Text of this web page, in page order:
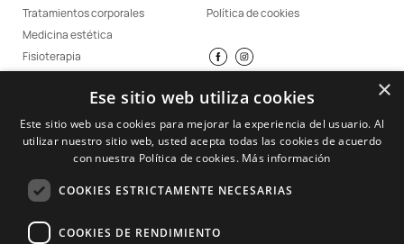
Tratamientos corporales
Medicina estética
Fisioterapia
Consejos Ana Manao
Franquicias
Centros Ana Manao
Trabaja en Ana Manao
Política de cookies
×
Ese sitio web utiliza cookies
Este sitio web usa cookies para mejorar la experiencia del usuario. Al
utilizar nuestro sitio web, usted acepta todas las cookies de acuerdo
con nuestra Política de cookies. Más información
COOKIES ESTRICTAMENTE NECESARIAS
COOKIES DE RENDIMIENTO